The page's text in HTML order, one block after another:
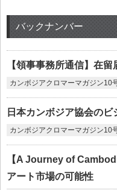
バックナンバー
【領事事務所通信】在留
カンボジアクロマーマガジン10
日本カンボジア協会のビ
カンボジアクロマーマガジン10
【A Journey of
アート市場の可能性